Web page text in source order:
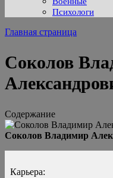
Психологи
Главная страница
Соколов
Содержание
Соколов Владимир
Карьера: